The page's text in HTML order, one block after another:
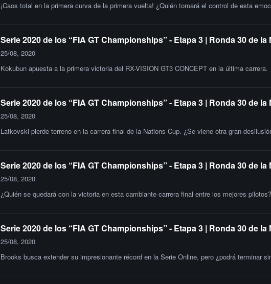
¡Caos total en la primera curva de la primera vuelta! ¿Quién tomará el control de esta
Serie 2020 de los “FIA GT Championships” - Etapa 3 | Ronda 30 de
25/08, 2020
Kokubun apuesta a la primera victoria del RX-VISION GT3 CONCEPT en la última carrera.
Serie 2020 de los “FIA GT Championships” - Etapa 3 | Ronda 30 de
25/08, 2020
Latkovski pierde terreno en la carrera final de la Nations Cup. ¿Se viene otra gran
Serie 2020 de los “FIA GT Championships” - Etapa 3 | Ronda 30 de
25/08, 2020
¿Quién se quedará con la victoria en esta cambiante carrera final entre los mejores
Serie 2020 de los “FIA GT Championships” - Etapa 3 | Ronda 30 de
25/08, 2020
Brooks busca extender su impresionante récord en la Serie Online, pero ¿podrá terminar